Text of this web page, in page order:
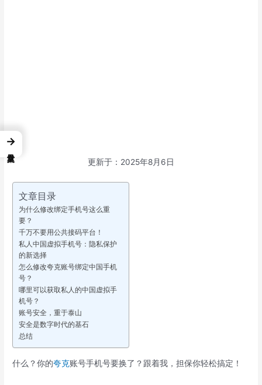
更新于：2025年8月6日
文章目录
为什么修改绑定手机号这么重
要？
千万不要用公共接码平台！
私人中国虚拟手机号：隐私保护
的新选择
怎么修改夸克账号绑定中国手机
号？
哪里可以获取私人的中国虚拟手
机号？
账号安全，重于泰山
安全是数字时代的基石
总结
什么？你的夸克账号手机号要换了？跟着我，担保你轻松搞定！
→